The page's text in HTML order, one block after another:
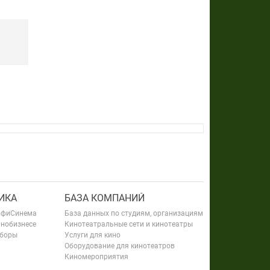
БАЗА КОМПАНИЙ
База данных по студиям, организациям
Кинотеатральные сети и кинотеатры
Услуги для кино
Оборудование для кинотеатров
Киномероприятия